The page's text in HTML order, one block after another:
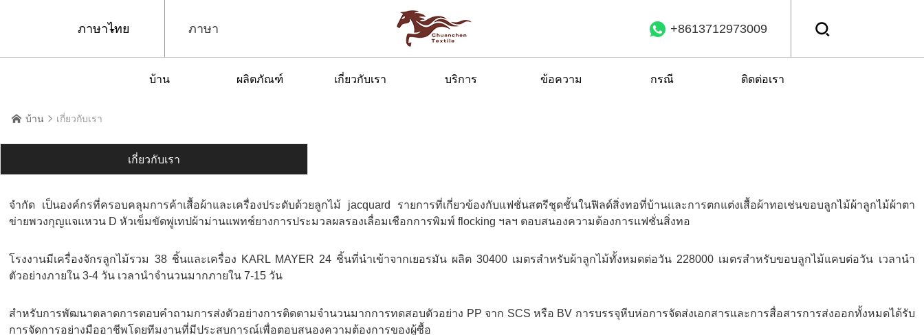
ภาษาไทย ภาษา +8613712973009
บ้าน ผลิตภัณฑ์ เกี่ยวกับเรา บริการ ข้อความ กรณี ติดต่อเรา
 บ้าน  เกี่ยวกับเรา
เกี่ยวกับเรา
จำกัด เป็นองค์กรที่ครอบคลุมการค้าเสื้อผ้าและเครื่องประดับด้วยลูกไม้ jacquard รายการที่เกี่ยวข้องกับแฟชั่นสตรีชุดชั้นในฟิลด์สิ่งทอที่บ้านและการตกแต่งเสื้อผ้าทอเช่นขอบลูกไม้ผ้าลูกไม้ผ้าตา
ข่ายพวงกุญแจแหวน D หัวเข็มขัดพู่เทปผ้าม่านแพทช์ยางการประมวลผลรองเลื่อมเชือกการพิมพ์ flocking ฯลฯ ตอบสนองความต้องการแฟชั่นสิ่งทอ
โรงงานมีเครื่องจักรลูกไม้รวม 38 ชิ้นและเครื่อง KARL MAYER 24 ชิ้นที่นำเข้าจากเยอรมัน ผลิต 30400 เมตรสำหรับผ้าลูกไม้ทั้งหมดต่อวัน 228000 เมตรสำหรับขอบลูกไม้แคบต่อวัน เวลานำ
ตัวอย่างภายใน 3-4 วัน เวลานำจำนวนมากภายใน 7-15 วัน
สำหรับการพัฒนาตลาดการตอบคำถามการส่งตัวอย่างการติดตามจำนวนมากการทดสอบตัวอย่าง PP จาก SCS หรือ BV การบรรจุหีบห่อการจัดส่งเอกสารและการสื่อสารการส่งออกทั้งหมดได้รับ
การจัดการอย่างมืออาชีพโดยทีมงานที่มีประสบการณ์เพื่อตอบสนองความต้องการของผู้ซื้อ